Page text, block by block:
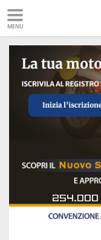
MENU
254.000